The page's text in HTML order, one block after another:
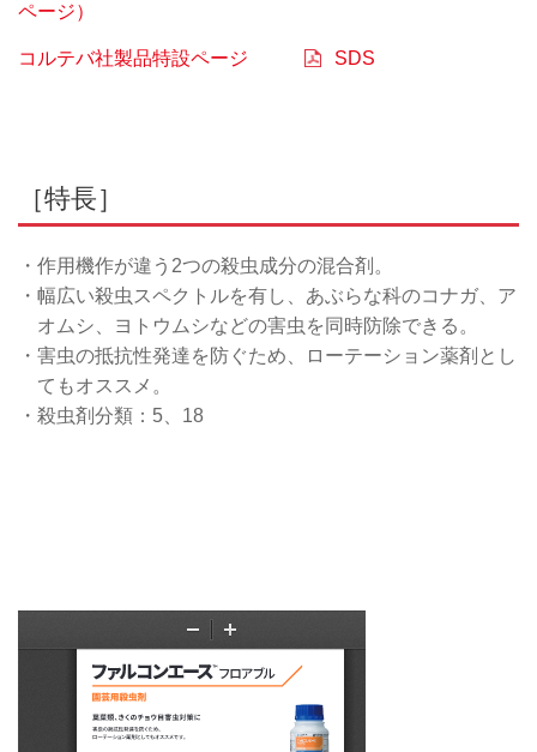
ページ）
コルテバ社製品特設ページ SDS
［特長］
・作用機作が違う2つの殺虫成分の混合剤。
・幅広い殺虫スペクトルを有し、あぶらな科のコナガ、ア
オムシ、ヨトウムシなどの害虫を同時防除できる。
・害虫の抵抗性発達を防ぐため、ローテーション薬剤とし
てもオススメ。
・殺虫剤分類：5、18